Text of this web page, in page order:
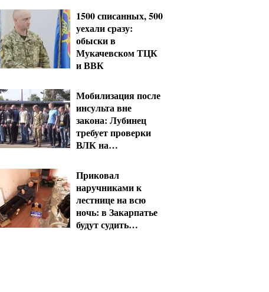
1500 списанных, 500
уехали сразу:
обыски в
Мукачевском ТЦК
и ВВК
Мобилизация после
инсульта вне
закона: Лубинец
требует проверки
ВЛК на
Приковал
наручниками к
лестнице на всю
ночь: в Закарпатье
будут судить